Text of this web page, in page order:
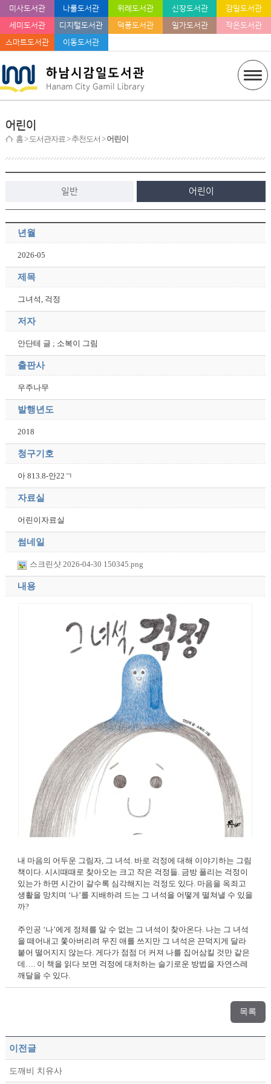
미사도서관 나룰도서관 위례도서관 신장도서관
감일도서관
세미도서관
디지털도서관 덕풍도서관 일가도서관
작은도서관
스마트도서관
이동도서관
어린이
홈> 도서관자료 > 추천도서 >어린이
일반 어린이
년월
2026-05
제목
그녀석, 걱정
저자
안단테 글 ; 소복이 그림
출판사
우주나무
발행년도
2018
청구기호
아 813.8-안22ㄱ
자료실
어린이자료실
썸네일
스크린샷 2026-04-30 150345.png
내용
내 마음의 어두운 그림자, 그 녀석. 바로 걱정에 대해 이야기하는 그림
책이다. 시시때때로 찾아오는 크고 작은 걱정들. 금방 풀리는 걱정이
있는가 하면 시간이 갈수록 심각해지는 걱정도 있다. 마음을 옥죄고
생활을 망치며 ‘나’를 지배하려 드는 그 녀석을 어떻게 떨쳐낼 수 있을
까?
주인공 ‘나’에게 정체를 알 수 없는 그 녀석이 찾아온다. 나는 그 녀석
을 떼어내고 쫓아버리려 무진 애를 쓰지만 그 녀석은 끈덕지게 달라
붙어 떨어지지 않는다. 게다가 점점 더 커져 나를 집어삼킬 것만 같은
데…. 이 책을 읽다 보면 걱정에 대처하는 슬기로운 방법을 자연스레
깨달을 수 있다.
목록
이전글
도깨비 치유사